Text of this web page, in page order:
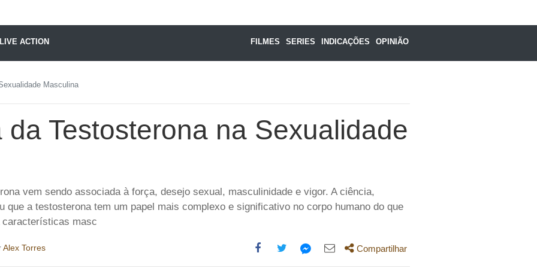
LIVE ACTION FILMES SERIES INDICAÇÕES OPINIÃO
Masculina
da Testosterona na Sexualidade
vem sendo associada à força, desejo sexual, masculinidade e vigor. A ciência,
que a testosterona tem um papel mais complexo e significativo no corpo humano do que
masc
Alex Torres Compartilhar